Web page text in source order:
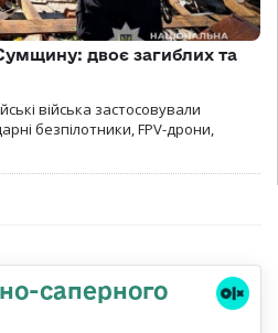
двоє загиблих та
війська застосовували
безпілотники, FPV-дрони,
саперного